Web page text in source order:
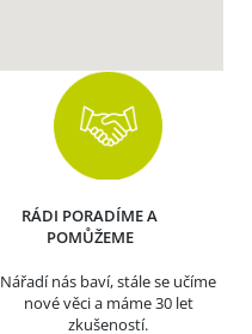
RÁDI PORADÍME A
POMŮŽEME
Nářadí nás baví, stále se učíme
nové věci a máme 30 let
zkušeností.